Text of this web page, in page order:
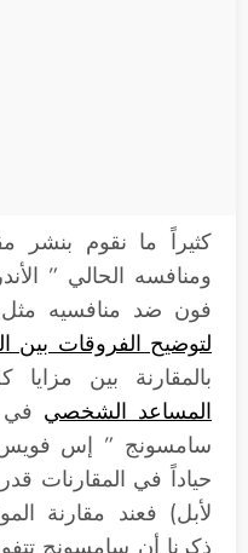
كثيراً ما نقوم بنشر
ومنافسه الحالي ”
فون ضد منافسيه
لتوضيح الفروقات بين
بالمقارنة بين
المساعد الشخصي
سامسونج ” إس فويس
حياداً في المقارنات
لأبل) فعند مقارنة